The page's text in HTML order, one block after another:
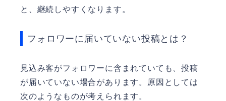
と、継続しやすくなります。
フォロワーに届いていない投稿とは？
見込み客がフォロワーに含まれていても、投稿
が届いていない場合があります。原因としては
次のようなものが考えられます。